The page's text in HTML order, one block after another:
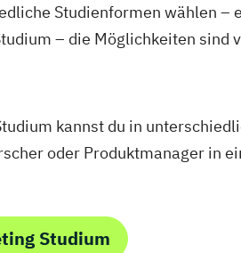
Studienformen wählen –
– die Möglichkeiten sind
kannst du in
oder Produktmanager in
Studium